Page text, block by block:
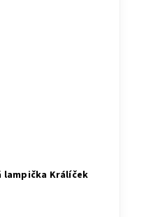
lampička Králíček